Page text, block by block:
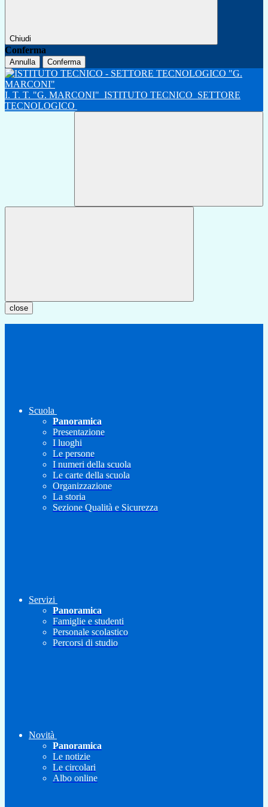
Chiudi
Conferma
Annulla Conferma
I. T. T. "G. MARCONI" ISTITUTO TECNICO SETTORE
TECNOLOGICO
close
Scuola
Panoramica
Presentazione
I luoghi
Le persone
I numeri della scuola
Le carte della scuola
Organizzazione
La storia
Sezione Qualità e Sicurezza
Servizi
Panoramica
Famiglie e studenti
Personale scolastico
Percorsi di studio
Novità
Panoramica
Le notizie
Le circolari
Albo online